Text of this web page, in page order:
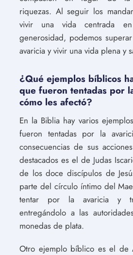
riquezas. Al seguir los
vivir una vida centrada
generosidad, podemos
avaricia y vivir una vida plena y
¿Qué ejemplos bíblicos
que fueron tentadas por
cómo les afectó?
En la Biblia hay varios
fueron tentadas por la
consecuencias de sus
destacados es el de Judas
de los doce discípulos de
parte del círculo íntimo del
tentar por la avaricia y
entregándolo a las
monedas de plata.
Otro ejemplo bíblico es el de